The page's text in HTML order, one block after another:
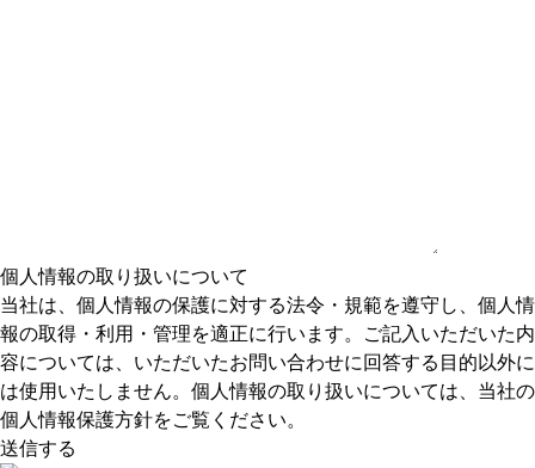
個人情報の取り扱いについて
当社は、個人情報の保護に対する法令・規範を遵守し、個人情
報の取得・利用・管理を適正に行います。ご記入いただいた内
容については、いただいたお問い合わせに回答する目的以外に
は使用いたしません。個人情報の取り扱いについては、当社の
個人情報保護方針をご覧ください。